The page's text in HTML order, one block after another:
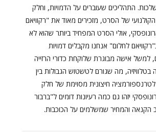
התהליכים שעוברים על הדמויות, וחלק
של הסרט, מזכירים מאוד את "רקוויאם
אולי הסרט המפחיד ביותר שהוא לא
לחלום" אנחנו מקבלים דמויות
אישה מבוגרת שלוקחת כדורי הרזייה
בטלוויזיה, מה שגורם לטשטוש הגבולות בין
לטרנספורמציה חיצונית מסוימת של חלק
יזהו גם כמה רעיונות דומים ל"ברבור
הקנאה והמחיר שמשלמים על הכוכבות.